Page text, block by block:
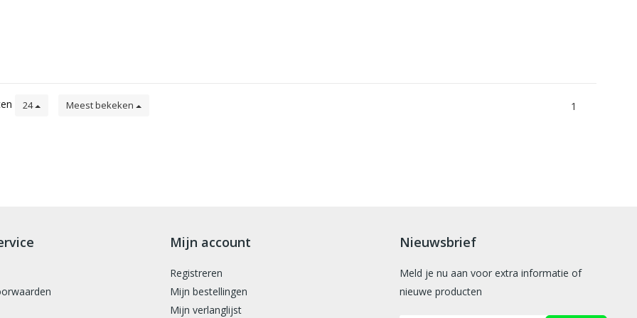
24 Meest bekeken 1
Mijn account
Registreren
Mijn bestellingen
Mijn verlanglijst
Nieuwsbrief
Meld je nu aan voor extra informatie of
nieuwe producten